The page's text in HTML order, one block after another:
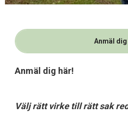
Anmäl dig
Anmäl dig här!
Välj rätt virke till rätt sak r